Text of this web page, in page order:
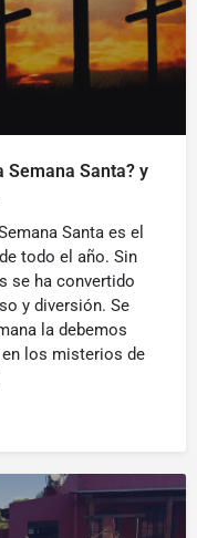
Semana Santa? y
Santa es el
todo el año. Sin
se ha convertido
y diversión. Se
la debemos
los misterios de